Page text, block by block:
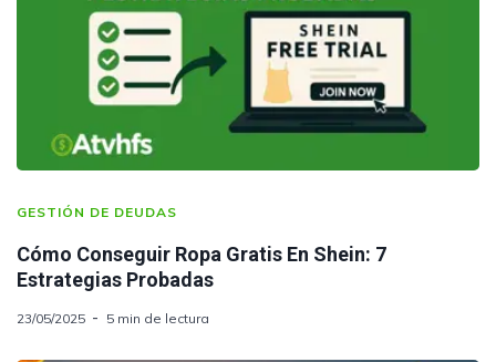
GESTIÓN DE DEUDAS
Cómo Conseguir Ropa Gratis En Shein: 7
Estrategias Probadas
23/05/2025 5 min de lectura